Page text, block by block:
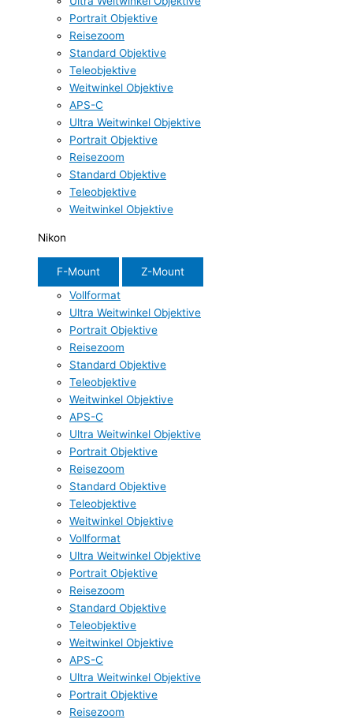
Portrait Objektive
Reisezoom
Standard Objektive
Teleobjektive
Weitwinkel Objektive
APS-C
Ultra Weitwinkel Objektive
Portrait Objektive
Reisezoom
Standard Objektive
Teleobjektive
Weitwinkel Objektive
Nikon
F-Mount
Z-Mount
Vollformat
Ultra Weitwinkel Objektive
Portrait Objektive
Reisezoom
Standard Objektive
Teleobjektive
Weitwinkel Objektive
APS-C
Ultra Weitwinkel Objektive
Portrait Objektive
Reisezoom
Standard Objektive
Teleobjektive
Weitwinkel Objektive
Vollformat
Ultra Weitwinkel Objektive
Portrait Objektive
Reisezoom
Standard Objektive
Teleobjektive
Weitwinkel Objektive
APS-C
Ultra Weitwinkel Objektive
Portrait Objektive
Reisezoom